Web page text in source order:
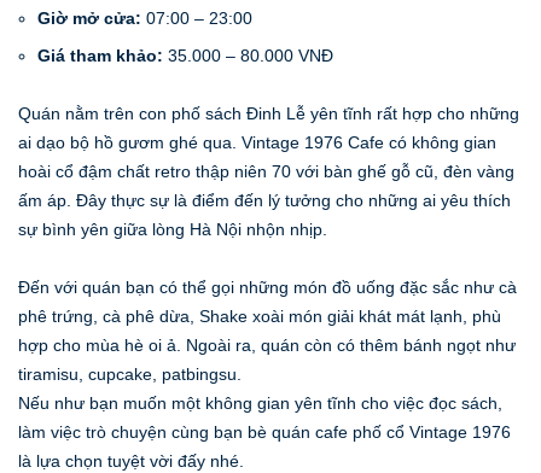
Giờ mở cửa: 07:00 – 23:00
Giá tham khảo: 35.000 – 80.000 VNĐ
Quán nằm trên con phố sách Đinh Lễ yên tĩnh rất hợp cho những
ai dạo bộ hồ gươm ghé qua. Vintage 1976 Cafe có không gian
hoài cổ đậm chất retro thập niên 70 với bàn ghế gỗ cũ, đèn vàng
ấm áp. Đây thực sự là điểm đến lý tưởng cho những ai yêu thích
sự bình yên giữa lòng Hà Nội nhộn nhịp.
Đến với quán bạn có thể gọi những món đồ uống đặc sắc như cà
phê trứng, cà phê dừa, Shake xoài món giải khát mát lạnh, phù
hợp cho mùa hè oi ả. Ngoài ra, quán còn có thêm bánh ngọt như
tiramisu, cupcake, patbingsu.
Nếu như bạn muốn một không gian yên tĩnh cho việc đọc sách,
làm việc trò chuyện cùng bạn bè quán cafe phố cổ Vintage 1976
là lựa chọn tuyệt vời đấy nhé.